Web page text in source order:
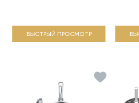
БЫСТРЫЙ ПРОСМОТР